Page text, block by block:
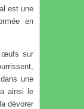
est une
en
œufs sur
une
ainsi le
dévorer